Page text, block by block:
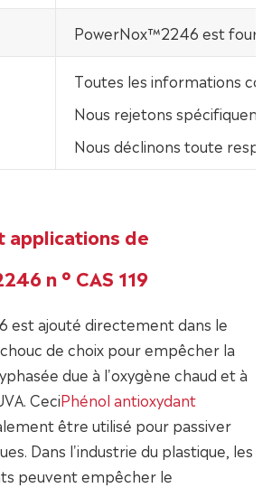
PowerNox™2246 est fourni
Toutes les informations
Nous rejetons
Nous déclinons toute
applications de
n ° CAS 119
est ajouté directement dans le
de choix pour empêcher la
due à l'oxygène chaud et à
CeciPhénol antioxydant
être utilisé pour passiver
Dans l'industrie du plastique, les
peuvent empêcher le